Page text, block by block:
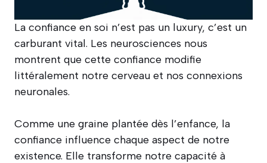
La confiance en soi n’est pas un luxury, c’est un
carburant vital. Les neurosciences nous
montrent que cette confiance modifie
littéralement notre cerveau et nos connexions
neuronales.
Comme une graine plantée dès l’enfance, la
confiance influence chaque aspect de notre
existence. Elle transforme notre capacité à